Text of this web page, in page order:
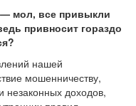
мол, все привыкли
привносит гораздо
нашей
мошенничеству,
незаконных доходов,